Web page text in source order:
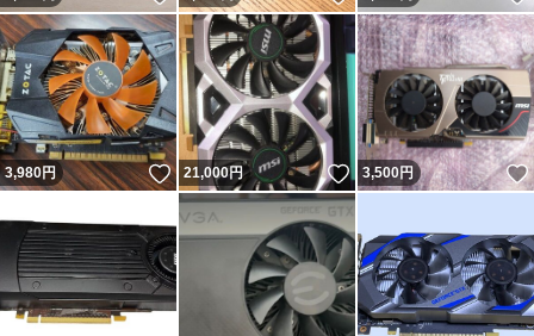
3,980円 いいね！
21,000円 いいね！
3,500円